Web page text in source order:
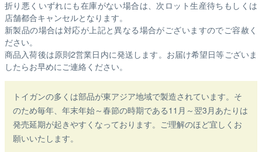
折り悪くいずれにも在庫がない場合は、次ロット生産待ちもしくは
店舗都合キャンセルとなります。
新製品の場合は対応が上記と異なる場合がございますのでご容赦く
ださい。
商品入荷後は原則2営業日内に発送します。お届け希望日等ございま
したらお早めにご連絡ください。
トイガンの多くは部品が東アジア地域で製造されています。そ
のため毎年、年末年始～春節の時期である11月～翌3月あたりは
発売延期が起きやすくなっております。ご理解のほど宜しくお
願いいたします。